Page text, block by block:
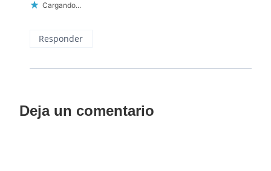
Cargando...
Responder
Deja un comentario